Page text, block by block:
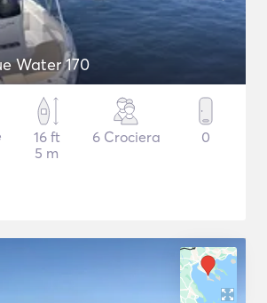
Water 170
16 ft
5 m
6 Crociera 0